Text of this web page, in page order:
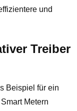
und
Treiber
Beispiel für ein
Metern